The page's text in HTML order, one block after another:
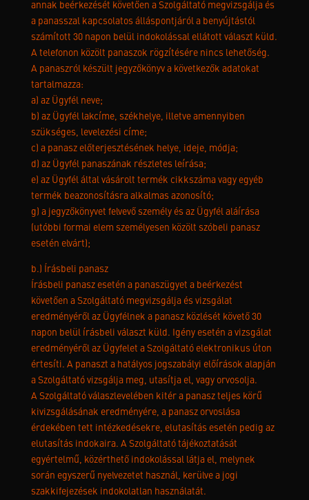
annak beérkezését követően a Szolgáltató megvizsgálja és
a panasszal kapcsolatos álláspontjáról a benyújtástól
számított 30 napon belül indokolással ellátott választ küld.
A telefonon közölt panaszok rögzítésére nincs lehetőség.
A panaszról készült jegyzőkönyv a következők adatokat
tartalmazza:
a) az Ügyfél neve;
b) az Ügyfél lakcíme, székhelye, illetve amennyiben
szükséges, levelezési címe;
c) a panasz előterjesztésének helye, ideje, módja;
d) az Ügyfél panaszának részletes leírása;
e) az Ügyfél által vásárolt termék cikkszáma vagy egyéb
termék beazonosításra alkalmas azonosító;
g) a jegyzőkönyvet felvevő személy és az Ügyfél aláírása
(utóbbi formai elem személyesen közölt szóbeli panasz
esetén elvárt);
b.) Írásbeli panasz
Írásbeli panasz esetén a panaszügyet a beérkezést
követően a Szolgáltató megvizsgálja és vizsgálat
eredményéről az Ügyfélnek a panasz közlését követő 30
napon belül írásbeli választ küld. Igény esetén a vizsgálat
eredményéről az Ügyfelet a Szolgáltató elektronikus úton
értesíti. A panaszt a hatályos jogszabályi előírások alapján
a Szolgáltató vizsgálja meg, utasítja el, vagy orvosolja.
A Szolgáltató válaszlevelében kitér a panasz teljes körű
kivizsgálásának eredményére, a panasz orvoslása
érdekében tett intézkedésekre, elutasítás esetén pedig az
elutasítás indokaira. A Szolgáltató tájékoztatását
egyértelmű, közérthető indokolással látja el, melynek
során egyszerű nyelvezetet használ, kerülve a jogi
szakkifejezések indokolatlan használatát.